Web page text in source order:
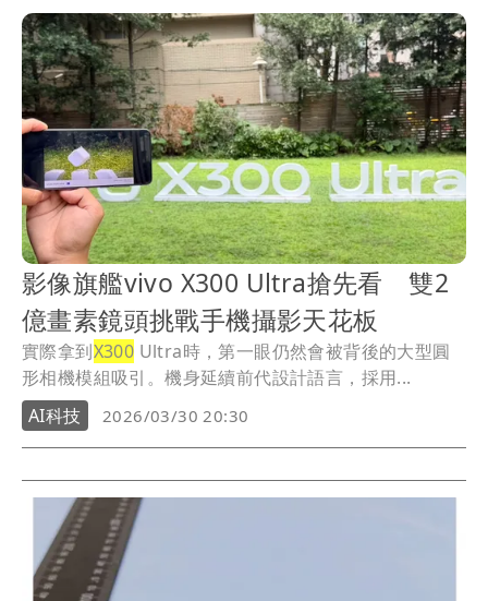
影像旗艦vivo X300 Ultra搶先看 雙2
億畫素鏡頭挑戰手機攝影天花板
實際拿到X300 Ultra時，第一眼仍然會被背後的大型圓
形相機模組吸引。機身延續前代設計語言，採用...
AI科技
2026/03/30 20:30